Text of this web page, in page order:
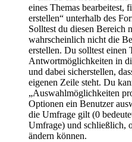
eines Themas bearbeitest,
erstellen“ unterhalb des
Solltest du diesen Bereich
wahrscheinlich nicht die
erstellen. Du solltest einen
Antwortmöglichkeiten in
und dabei sicherstellen,
eigenen Zeile steht. Du
„Auswahlmöglichkeiten
Optionen ein Benutzer
die Umfrage gilt (0
Umfrage) und schließlich,
ändern können.